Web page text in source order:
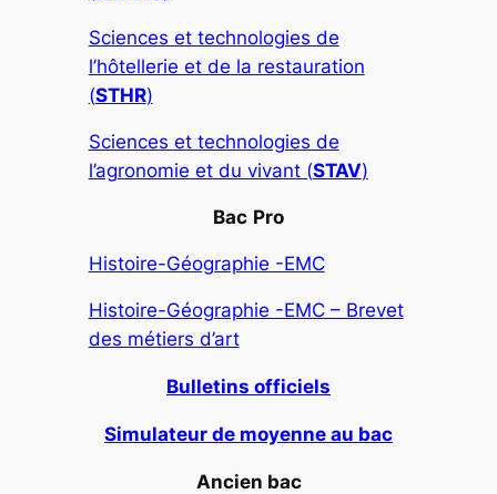
Sciences et technologies de
l’hôtellerie et de la restauration
(STHR)
Sciences et technologies de
l’agronomie et du vivant (STAV)
Bac Pro
Histoire-Géographie -EMC
Histoire-Géographie -EMC – Brevet
des métiers d’art
Bulletins officiels
Simulateur de moyenne au bac
Ancien bac